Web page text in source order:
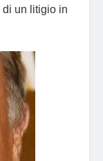
di un litigio in